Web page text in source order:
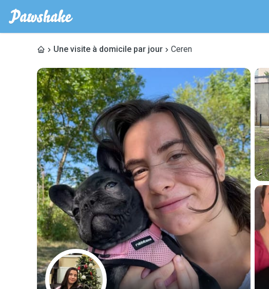
Une visite à domicile par jour Ceren
C